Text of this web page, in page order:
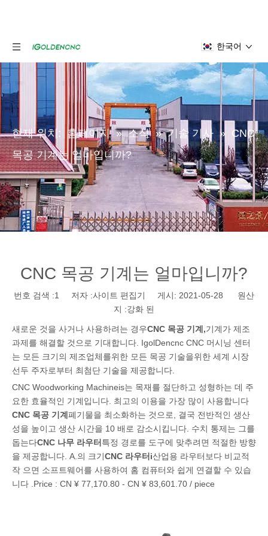
한국어
현재 위치: 홈페이지 » 소식 » 기술 기사 » CNC
목공 기계는 얼마입니까?
CNC 목공 기계는 얼마입니까?
번호 검색 :1
저자 :사이트 편집기 게시: 2021-05-28 원산
지 :강화 된
새로운 것을 사거나 사용하려는 경우CNC 목공 기계 ,기계가 제조
과제를 해결할 것으로 기대합니다. IgolDencnc CNC 머시닝 센터
는 모든 크기의 제조업체를위한 모든 목공 기술을위한 세계 시장
선두 주자로부터 최첨단 기술을 제공합니다.
CNC Woodworking Machineis는 목재를 절단하고 성형하는 데 주
요한 효율적인 기계입니다. 최고의 이용을 가장 많이 사용합니다
CNC 목공 기계 폐기물을 최소화하는 것으로, 결국 전반적인 생산
성을 높이고 생산 시간을 10 배로 감소시킵니다. 수치 통제는 그를
돕는다CNC 나무 라우터 특정 경로를 도구에 맞추려면 적절한 방향
을 제공합니다. A.의 크기CNC 라우터 i산업용 라우터보다 비교적
작 으면 소프트웨어를 사용하여 홈 컴퓨터와 쉽게 연결할 수 있습
니다 .Price : CN ¥ 77,170.80 - CN ¥ 83,601.70 / piece